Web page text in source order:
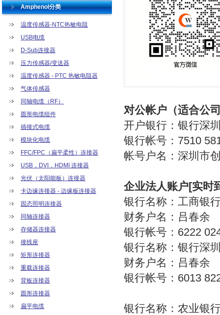
Amphenol分类
温度传感器-NTC热敏电阻
USB电缆
D-Sub连接器
压力传感器/变送器
温度传感器 - PTC 热敏电阻器
气体传感器
同轴电缆（RF）
圆形电缆组件
插接式电缆
模块化电缆
FFC/FPC（扁平柔性）连接器
USB，DVI，HDMI 连接器
光伏（太阳能板）连接器
卡边缘连接器 - 边缘板连接器
固态照明连接器
同轴连接器
存储器连接器
接线座
矩形连接器
重载连接器
背板连接器
圆形连接器
扁平电缆
对公帐户（适合公
开户银行：银行深
银行帐号：7510
帐号户名：深圳市
企业法人账户[实时
银行名称：工商银
财务户名：吕春余
银行帐号：6222
银行名称：银行深
财务户名：吕春余
银行帐号：6013
银行名称：农业银